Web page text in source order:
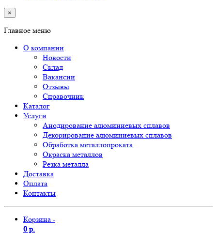
×
Главное меню
О компании
Новости
Склад
Вакансии
Отзывы
Справочник
Каталог
Услуги
Анодирование алюминиевых сплавов
Декорирование алюминиевых сплавов
Обработка металлопроката
Окраска металлов
Резка металла
Доставка
Оплата
Контакты
Корзина -
0 р.